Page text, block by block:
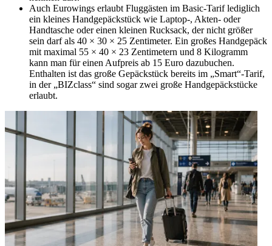
Auch Eurowings erlaubt Fluggästen im Basic-Tarif lediglich
ein kleines Handgepäckstück wie Laptop-, Akten- oder
Handtasche oder einen kleinen Rucksack, der nicht größer
sein darf als 40 × 30 × 25 Zentimeter. Ein großes Handgepäck
mit maximal 55 × 40 × 23 Zentimetern und 8 Kilogramm
kann man für einen Aufpreis ab 15 Euro dazubuchen.
Enthalten ist das große Gepäckstück bereits im „Smart“-Tarif,
in der „BIZclass“ sind sogar zwei große Handgepäckstücke
erlaubt.